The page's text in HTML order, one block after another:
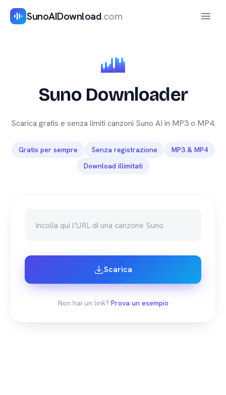
SunoAIDownload.com Apri
Suno Downloader
Scarica gratis e senza limiti canzoni Suno AI in MP3 o MP4.
Gratis per sempre Senza registrazione
MP3 & MP4
Download illimitati
Scarica
Non hai un link? Prova un esempio